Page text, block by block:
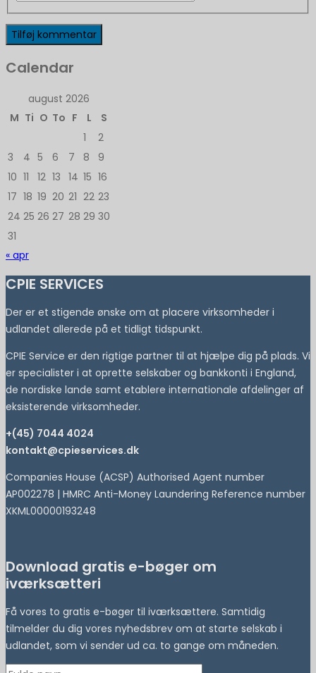
Calendar
august 2026
M Ti O To F L
S
1
2
3
4 5 6 7 8
9
10 11 12 13 14 15 16
17 18 19 20 21 22 23
24 25 26 27 28 29 30
31
« apr
CPIE SERVICES
Der er et stigende ønske om at placere virksomheder i
udlandet allerede på et tidligt tidspunkt.
CPIE Service er den rigtige partner til at hjælpe dig på plads. Vi
er specialister i at oprette selskaber og bankkonti i England,
de nordiske lande samt etablere internationale afdelinger af
eksisterende virksomheder.
+(45) 7044 4024
kontakt@cpieservices.dk
Companies House (ACSP) Authorised Agent number
AP002278 | HMRC Anti-Money Laundering Reference number
XKML00000193248
Download gratis e-bøger om
iværksætteri
Få vores to gratis e-bøger til iværksættere. Samtidig
tilmelder du dig vores nyhedsbrev om at starte selskab i
udlandet, som vi sender ud ca. to gange om måneden.